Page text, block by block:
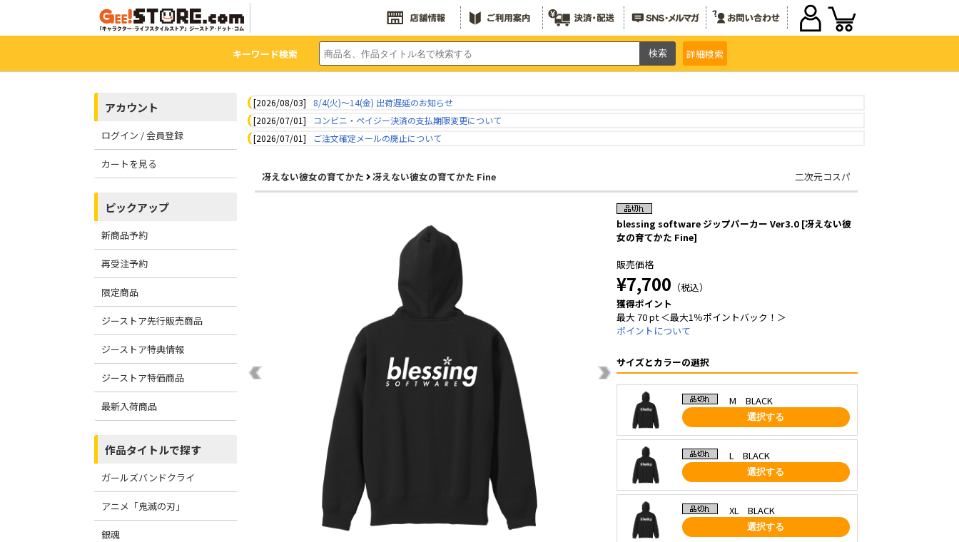
キーワード検索 詳細検索
アカウント
ログイン / 会員登録
カートを見る
ピックアップ
新商品予約
再受注予約
限定商品
ジーストア先行販売商品
ジーストア特典情報
ジーストア特価商品
最新入荷商品
作品タイトルで探す
ガールズバンドクライ
アニメ「鬼滅の刃」
銀魂
[2026/08/03]
8/4(火)～14(金) 出荷遅延のお知らせ
[2026/07/01]
コンビニ・ペイジー決済の支払期限変更について
[2026/07/01]
ご注文確定メールの廃止について
冴えない彼女の育てかた 冴えない彼女の育てかた Fine 二次元コスパ
blessing software ジップパーカー Ver3.0 [冴えない彼
女の育てかた Fine]
販売価格
¥7,700 （税込）
獲得ポイント
最大 70 pt ＜最大1％ポイントバック！＞
ポイントについて
サイズとカラーの選択
M BLACK
選択する
L BLACK
選択する
XL BLACK
選択する